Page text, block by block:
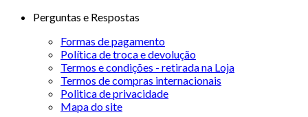
Perguntas e Respostas
Formas de pagamento
Política de troca e devolução
Termos e condições - retirada na Loja
Termos de compras internacionais
Politica de privacidade
Mapa do site